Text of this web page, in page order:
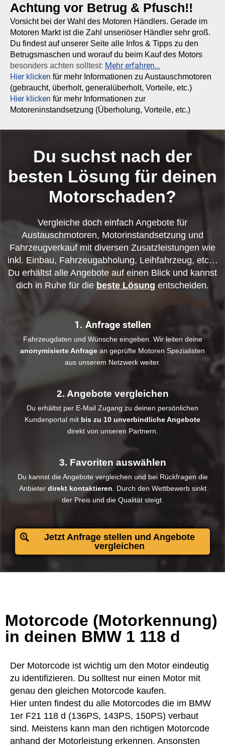
Achtung vor Betrug & Pfusch!!
Vorsicht bei der Wahl des Motoren Händlers. Gerade im
Motoren Markt ist die Zahl unseriöser Händler sehr groß.
Du findest auf unserer Seite alle Infos & Tipps zu den
Betrugsmaschen und worauf du beim Kauf des Motors
besonders achten solltest: Mehr erfahren…
Hier klicken für mehr Informationen zu Austauschmotoren
(gebraucht, überholt, generalüberholt, Vorteile, etc.)
Hier klicken für mehr Informationen zur
Motoreninstandsetzung (Überholung, Vorteile, etc.)
Du suchst nach der
besten Lösung für deinen
Motorschaden?
Vergleiche doch einfach Angebote für
Austauschmotoren, Motorinstandsetzung und
Fahrzeugverkauf mit diversen Zusatzleistungen wie
inkl. Einbau, Fahrzeugabholung, Leihfahrzeug, etc…
Du erhältst alle Angebote auf einen Blick und kannst
dich in Ruhe für die beste Lösung entscheiden.
1. Anfrage stellen
Fahrzeugdaten und Wünsche eingeben. Wir leiten deine
anonymisierte Anfrage an geprüfte Motoren Spezialisten
aus unserem Netzwerk weiter.
2. Angebote vergleichen
Du erhältst per E-Mail Zugang zu deinen persönlichen
Kundenportal mit bis zu 10 unverbindliche Angebote
direkt von unseren Partnern.
3. Favoriten auswählen
Du kannst die Angebote vergleichen und bei Rückfragen die
Anbieter direkt kontaktieren . Durch den Wettbewerb sinkt
der Preis und die Qualität steigt.​
Jetzt Anfrage stellen und Angebote
vergleichen
Motorcode (Motorkennung)
in deinen BMW 1 118 d
Der Motorcode ist wichtig um den Motor eindeutig
zu identifizieren. Du solltest nur einen Motor mit
genau den gleichen Motorcode kaufen.
Hier unten findest du alle Motorcodes die im BMW
1er F21 118 d (136PS, 143PS, 150PS) verbaut
sind. Meistens kann man den richtigen Motorcode
anhand der Motorleistung erkennen. Ansonsten